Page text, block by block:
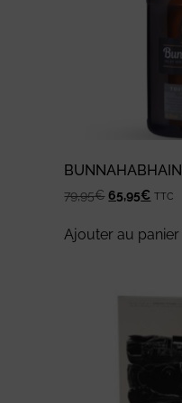
79,95€ 65,95€ TTC
Ajouter au panier